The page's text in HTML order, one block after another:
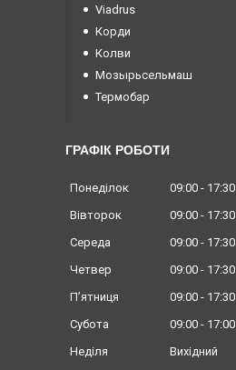
Viadrus
Корди
Колви
Мозырьсельмаш
Термобар
ГРАФІК РОБОТИ
Понеділок 09:00
17:30
Вівторок
09:00
17:30
Середа
09:00
17:30
Четвер
09:00
17:30
Пʼятниця
09:00
17:30
Субота
09:00
17:00
Неділя
Вихідний